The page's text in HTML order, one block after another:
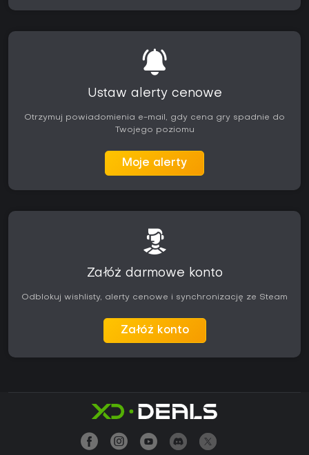
Ustaw alerty cenowe
Otrzymuj powiadomienia e-mail, gdy cena gry spadnie do
Twojego poziomu
Moje alerty
Załóż darmowe konto
Odblokuj wishlisty, alerty cenowe i synchronizację ze Steam
Załóż konto